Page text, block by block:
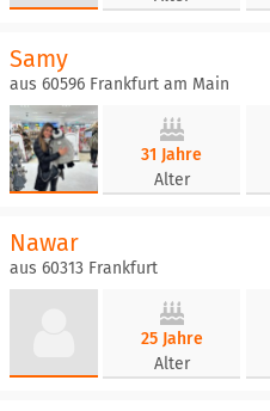
Samy
aus 60596 Frankfurt am Main
31 Jahre
Alter
Nawar
aus 60313 Frankfurt
25 Jahre
Alter